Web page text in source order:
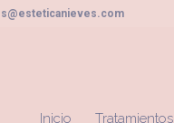
Inicio Tratamientos